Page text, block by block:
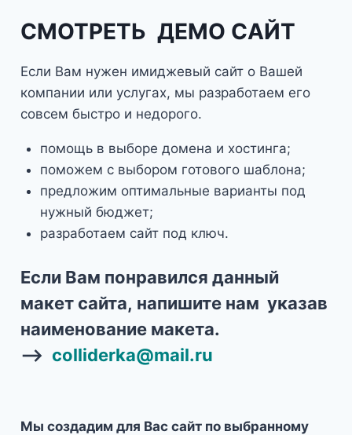
СМОТРЕТЬ ДЕМО САЙТ
Если Вам нужен имиджевый сайт о Вашей
компании или услугах, мы разработаем его
совсем быстро и недорого.
помощь в выборе домена и хостинга;
поможем с выбором готового шаблона;
предложим оптимальные варианты под
нужный бюджет;
разработаем сайт под ключ.
Если Вам понравился данный
макет сайта, напишите нам указав
наименование макета.
— colliderka@mail.ru
Мы создадим для Вас сайт по выбранному